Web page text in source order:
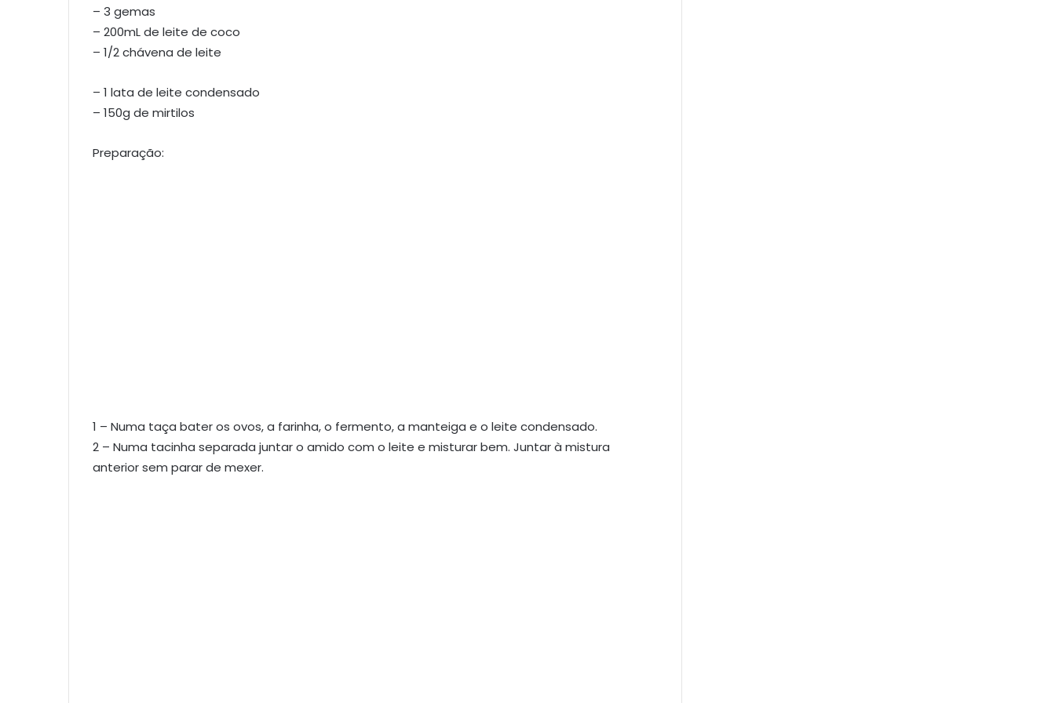
– 3 gemas
– 200mL de leite de coco
– 1/2 chávena de leite
– 1 lata de leite condensado
– 150g de mirtilos
Preparação:
1 – Numa taça bater os ovos, a farinha, o fermento, a manteiga e o leite condensado.
2 – Numa tacinha separada juntar o amido com o leite e misturar bem. Juntar à mistura
anterior sem parar de mexer.